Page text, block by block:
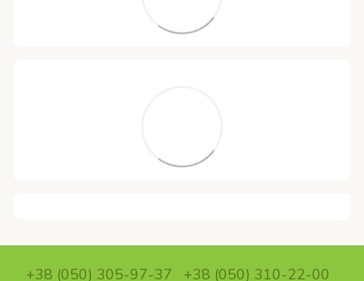
+38 (050) 305-97-37 +38 (050) 310-22-00